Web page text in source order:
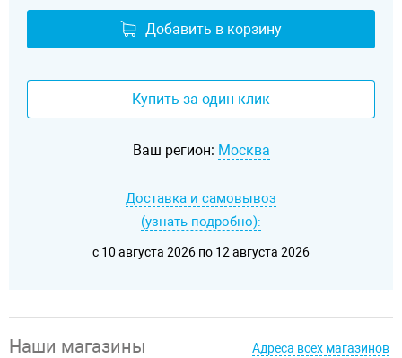
Добавить в корзину
Купить за один клик
Ваш регион: Москва
Доставка и самовывоз
(узнать подробно):
c 10 августа 2026 по 12 августа 2026
Наши магазины Адреса всех магазинов